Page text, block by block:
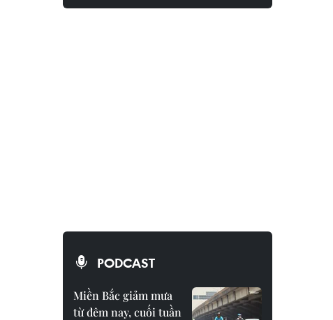
PODCAST
Miền Bắc giảm mưa
từ đêm nay, cuối tuần